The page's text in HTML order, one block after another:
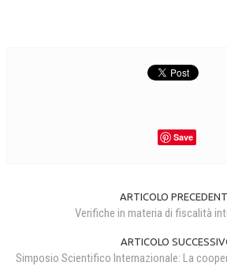
Save
ARTICOLO
Verifiche in materia di fiscalità
ARTICOLO
Simposio Scientifico Internazionale: La